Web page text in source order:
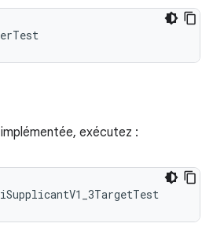
exécutez :